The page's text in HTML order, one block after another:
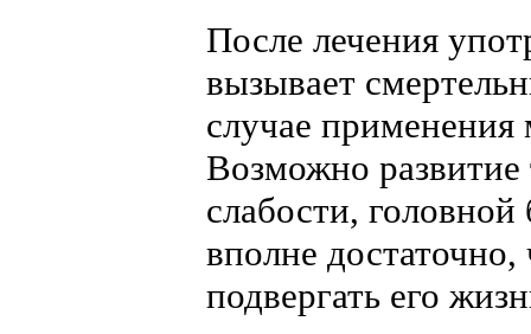
После лечения
вызывает
случае применения
Возможно развитие
слабости,
вполне
подвергать его